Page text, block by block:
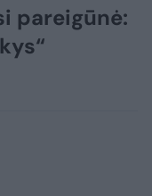
pareigūnė: